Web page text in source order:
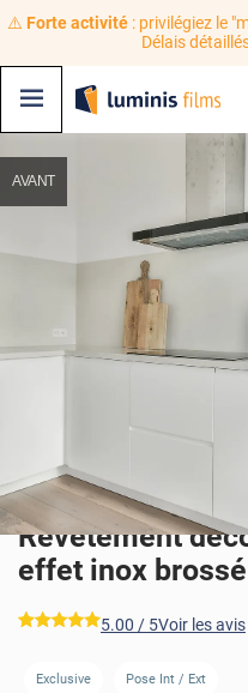
⚠️ Forte activité: privilégiez le
Délais
AVANT
Revêtement
effet inox brossé
*****
5.00 / 5Voir les avis
Exclusive Pose Int / Ext